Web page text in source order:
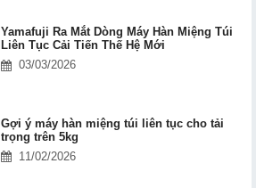
Yamafuji Ra Mắt Dòng Máy Hàn Miệng Túi
Liên Tục Cải Tiến Thế Hệ Mới
03/03/2026
Gợi ý máy hàn miệng túi liên tục cho tải
trọng trên 5kg
11/02/2026